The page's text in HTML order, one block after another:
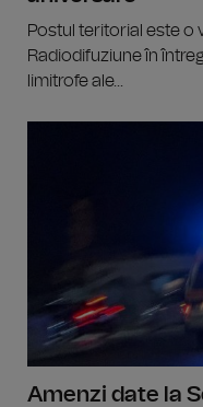
Postul teritorial este o
Radiodifuziune în
limitrofe ale...
Amenzi date la